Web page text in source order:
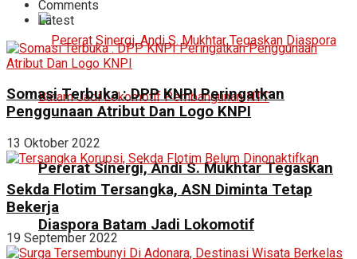
Pererat Sinergi, Andi S. Mukhtar Tegaskan
Diaspora Batam Jadi Lokomotif
Comments
Latest
Somasi Terbuka : DPP KNPI Peringatkan
Penggunaan Atribut Dan Logo KNPI
13 Oktober 2022
Sekda Flotim Tersangka, ASN Diminta Tetap
Bekerja
19 September 2022